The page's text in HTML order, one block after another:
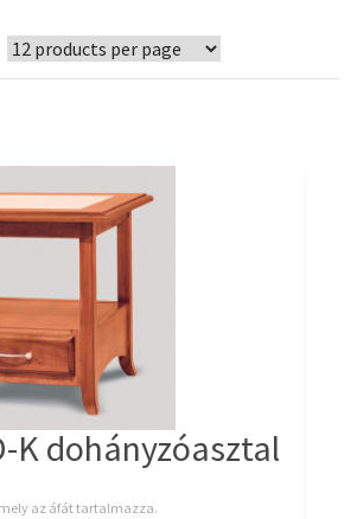
K dohányzóasztal
az áfát tartalmazza.